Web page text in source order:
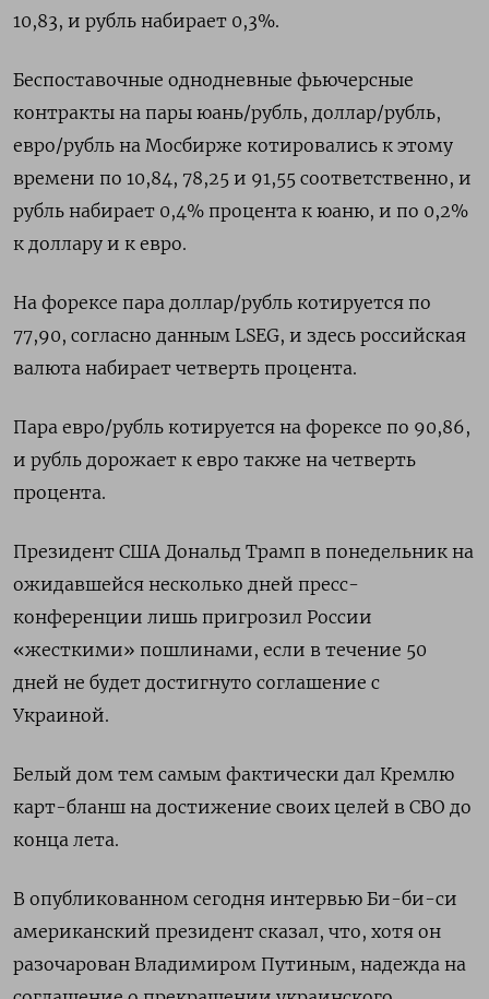
10,83, и рубль набирает 0,3%.
Беспоставочные однодневные фьючерсные
контракты на пары юань/рубль, доллар/рубль,
евро/рубль на Мосбирже котировались к этому
времени по 10,84, 78,25 и 91,55 соответственно, и
рубль набирает 0,4% процента к юаню, и по 0,2%
к доллару и к евро.
На форексе пара доллар/рубль котируется по
77,90, согласно данным LSEG, и здесь российская
валюта набирает четверть процента.
Пара евро/рубль котируется на форексе по 90,86,
и рубль дорожает к евро также на четверть
процента.
Президент США Дональд Трамп в понедельник на
ожидавшейся несколько дней пресс-
конференции лишь пригрозил России
«жесткими» пошлинами, если в течение 50
дней не будет достигнуто соглашение с
Украиной.
Белый дом тем самым фактически дал Кремлю
карт-бланш на достижение своих целей в СВО до
конца лета.
В опубликованном сегодня интервью Би-би-си
американский президент сказал, что, хотя он
разочарован Владимиром Путиным, надежда на